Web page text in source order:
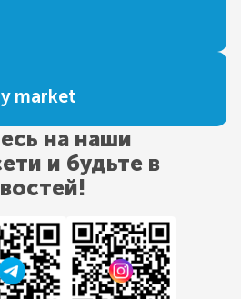
market
на наши
и будьте в